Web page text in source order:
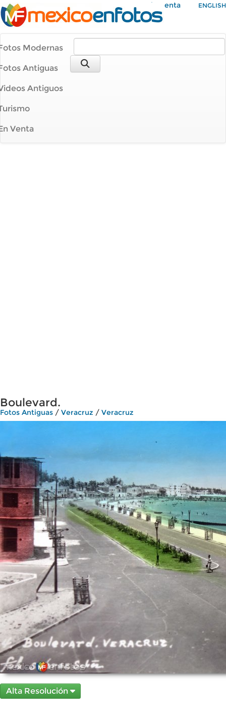
Mi Cuenta ENGLISH
Modernas
Antiguas
Antiguos
Venta
Boulevard.
Fotos Antiguas / Veracruz / Veracruz
Alta Resolución